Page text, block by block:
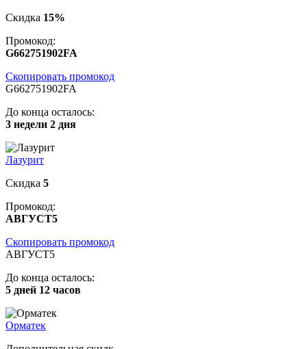
Скидка 15%
Промокод:
G662751902FA
Скопировать промокод
G662751902FA
До конца осталось:
3 недели 2 дня
Лазурит
Скидка 5
Промокод:
АВГУСТ5
Скопировать промокод
АВГУСТ5
До конца осталось:
5 дней 12 часов
Орматек